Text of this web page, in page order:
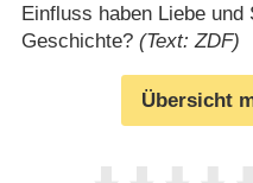
Einfluss haben Liebe
Geschichte? (Text: ZDF)
Übersicht